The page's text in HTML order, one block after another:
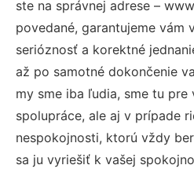
ste na správnej adrese –
povedané, garantujeme vám
serióznosť a korektné
až po samotné dokončenie
my sme iba ľudia, sme tu pre
spolupráce, ale aj v prípade
nespokojnosti, ktorú vždy
sa ju vyriešiť k vašej